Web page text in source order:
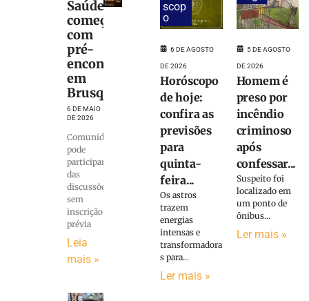
Saúde
começa
com
pré-
encontros
em
Brusque
6 DE MAIO
DE 2026
Comunidade
pode
participar
das
discussões
sem
inscrição
prévia
Leia
mais »
scop
o
6 DE AGOSTO
DE 2026
Horóscopo
de hoje:
confira as
previsões
para
quinta-
feira...
Os astros
trazem
energias
intensas e
transformadora
s para...
Ler mais »
5 DE AGOSTO
DE 2026
Homem é
preso por
incêndio
criminoso
após
confessar...
Suspeito foi
localizado em
um ponto de
ônibus...
Ler mais »